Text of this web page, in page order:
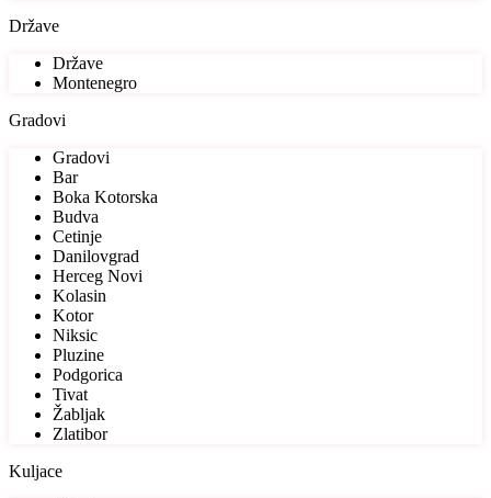
Države
Države
Montenegro
Gradovi
Gradovi
Bar
Boka Kotorska
Budva
Cetinje
Danilovgrad
Herceg Novi
Kolasin
Kotor
Niksic
Pluzine
Podgorica
Tivat
Žabljak
Zlatibor
Kuljace